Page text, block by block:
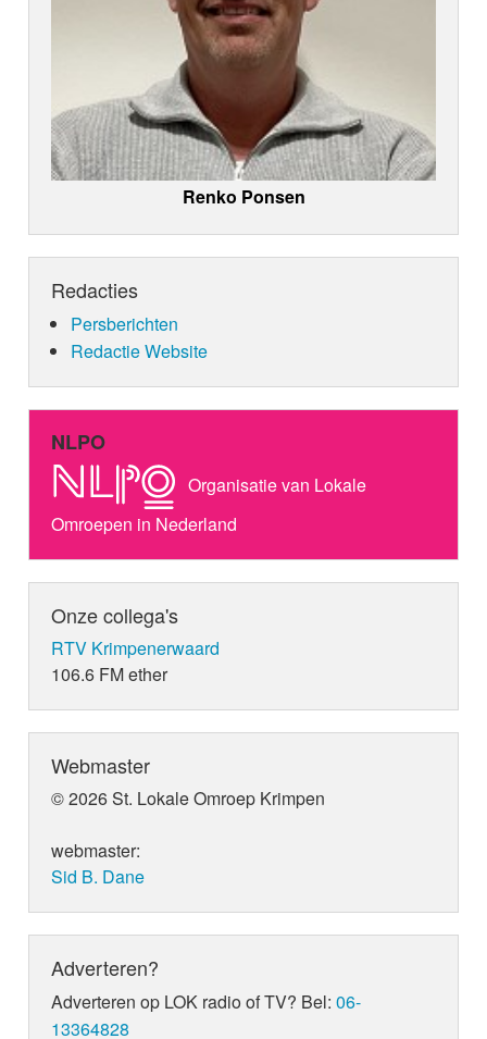
Renko Ponsen
Redacties
Persberichten
Redactie Website
NLPO
Organisatie van Lokale
Omroepen in Nederland
Onze collega's
RTV Krimpenerwaard
106.6 FM ether
Webmaster
© 2026 St. Lokale Omroep Krimpen
webmaster:
Sid B. Dane
Adverteren?
Adverteren op LOK radio of TV? Bel:06-
13364828